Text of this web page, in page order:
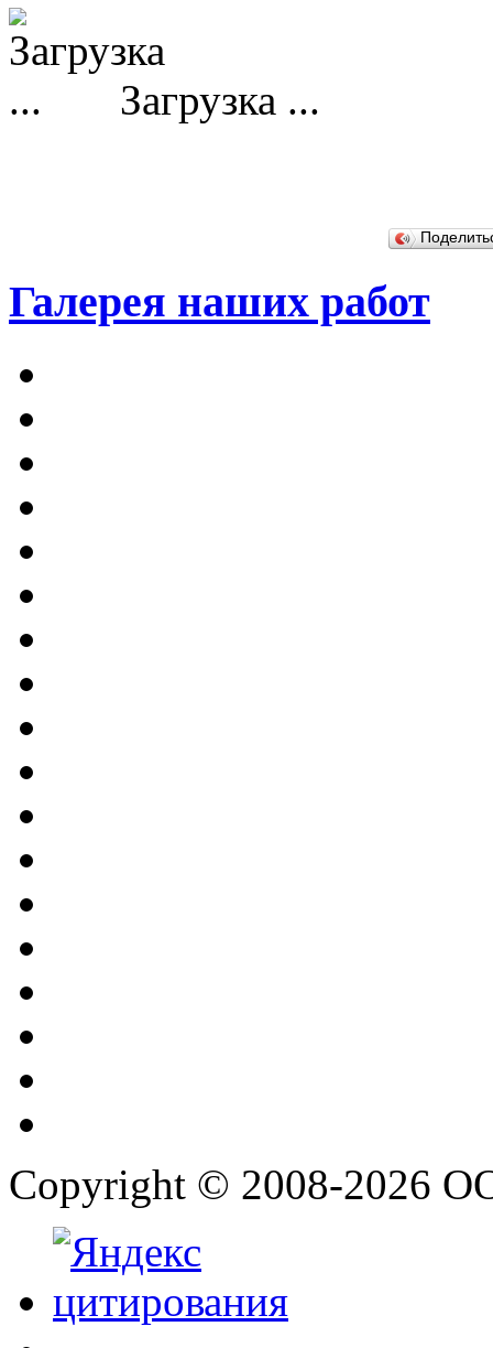
Загрузка ...
Галерея наших работ
Copyright © 2008-2026